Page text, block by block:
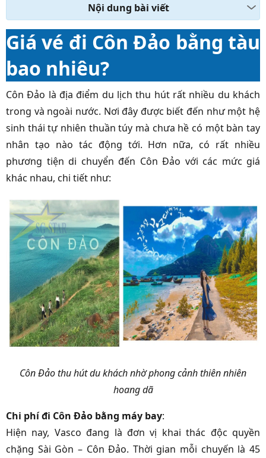
Nội dung bài viết
Giá vé đi Côn Đảo bằng tàu
bao nhiêu?
Côn Đảo là địa điểm du lịch thu hút rất nhiều du khách
trong và ngoài nước. Nơi đây được biết đến như một hệ
sinh thái tự nhiên thuần túy mà chưa hề có một bàn tay
nhân tạo nào tác động tới. Hơn nữa, có rất nhiều
phương tiện di chuyển đến Côn Đảo với các mức giá
khác nhau, chi tiết như:
Côn Đảo thu hút du khách nhờ phong cảnh thiên nhiên
hoang dã
Chi phí đi Côn Đảo bằng máy bay:
Hiện nay, Vasco đang là đơn vị khai thác độc quyền
chặng Sài Gòn – Côn Đảo. Thời gian mỗi chuyến là 45